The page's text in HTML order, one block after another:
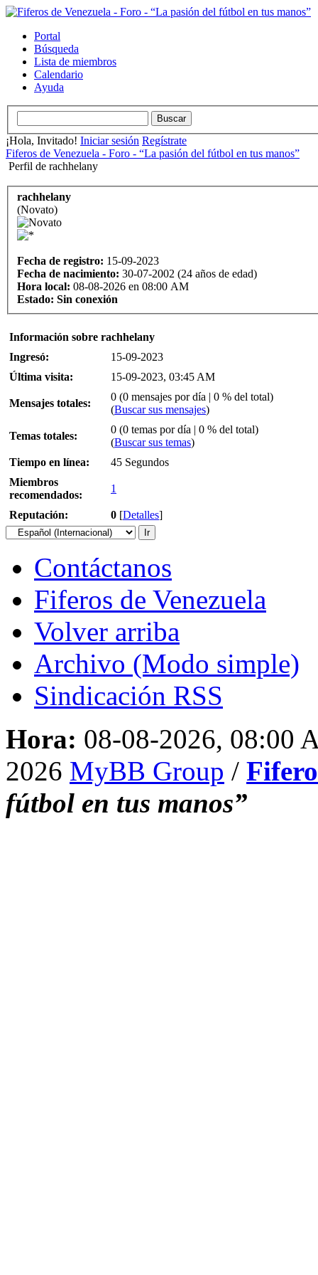
Portal
Búsqueda
Lista de miembros
Calendario
Ayuda
¡Hola, Invitado! Iniciar sesión Regístrate
Fiferos de Venezuela - Foro - “La pasión del fútbol en tus manos”
Perfil de rachhelany
rachhelany
(Novato)
Fecha de registro: 15-09-2023
Fecha de nacimiento: 30-07-2002 (24 años de edad)
Hora local: 08-08-2026 en 08:00 AM
Estado: Sin conexión
Información sobre rachhelany
Ingresó:
15-09-2023
Última visita:
15-09-2023, 03:45 AM
Mensajes totales:
0 (0 mensajes por día | 0 % del total)
(Buscar sus mensajes)
Temas totales:
0 (0 temas por día | 0 % del total)
(Buscar sus temas)
Tiempo en línea:
45 Segundos
Miembros
recomendados:
1
Reputación: 0 [Detalles]
Contáctanos
Fiferos de Venezuela
Volver arriba
Archivo (Modo simple)
Sindicación RSS
Hora: 08-08-2026, 08:00
2026 MyBB Group /
fútbol en tus manos”